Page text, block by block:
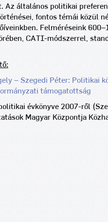
Az általános politikai
fontos témái közül
Felméréseink
CATI-módszerrel,
– Szegedi Péter: Politikai
támogatottság
évkönyve 2007-ről
Magyar Központja